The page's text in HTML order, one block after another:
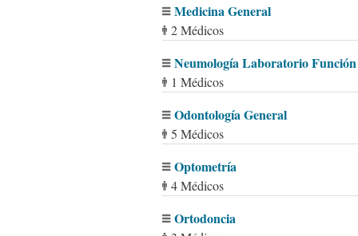
Medicina General
2 Médicos
Neumología Laboratorio
1 Médicos
Odontología General
5 Médicos
Optometría
4 Médicos
Ortodoncia